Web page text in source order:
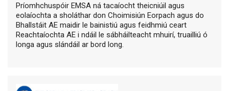
Príomhchuspóir EMSA ná tacaíocht theicniúil agus
eolaíochta a sholáthar don Choimisiún Eorpach agus do
Bhallstáit AE maidir le bainistiú agus feidhmiú ceart
Reachtaíochta AE i ndáil le sábháilteacht mhuirí, truailliú ó
longa agus slándáil ar bord long.